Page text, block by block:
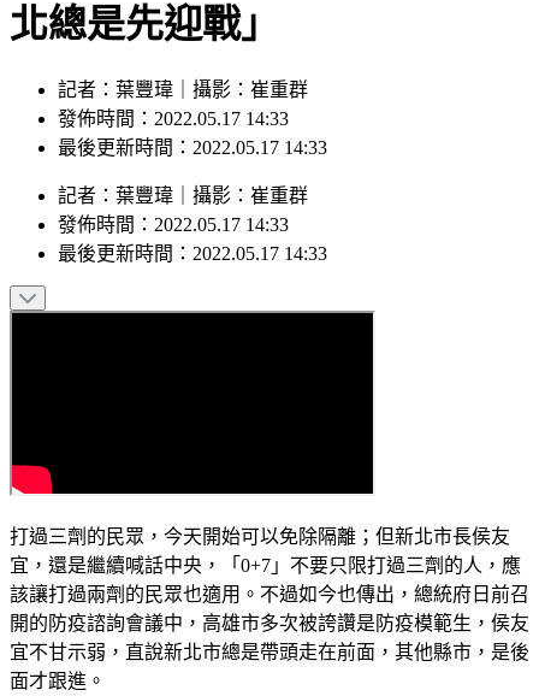
北總是先迎戰」
記者：葉豐瑋｜攝影：崔重群
發佈時間：2022.05.17 14:33
最後更新時間：2022.05.17 14:33
記者 ： 葉豐瑋 攝影 ： 崔重群
發佈時間： 2022.05.17 14:33
最後更新時間： 2022.05.17 14:33
打過三劑的民眾，今天開始可以免除隔離；但新北市長侯友
宜，還是繼續喊話中央，「0+7」不要只限打過三劑的人，應
該讓打過兩劑的民眾也適用。不過如今也傳出，總統府日前召
開的防疫諮詢會議中，高雄市多次被誇讚是防疫模範生，侯友
宜不甘示弱，直說新北市總是帶頭走在前面，其他縣市，是後
面才跟進。